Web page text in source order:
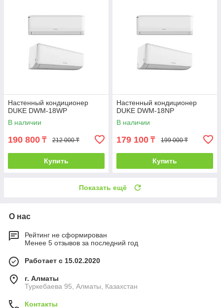
Настенный кондиционер
DUKE DWM-18WP
В наличии
190 800 ₸ 212 000 ₸
Купить
Настенный кондиционер
DUKE DWM-18NP
В наличии
179 100 ₸ 199 000 ₸
Купить
Показать ещё
О нас
Рейтинг не сформирован
Менее 5 отзывов за последний год
Работает с 15.02.2020
г. Алматы
Туркебаева 95, Алматы, Казахстан
Контакты